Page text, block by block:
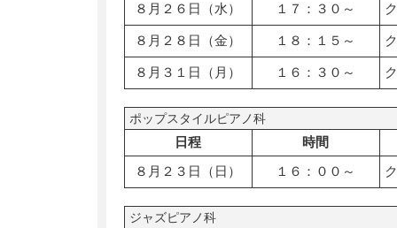
８月２６日（水） １７：３０～
８月２８日（金） １８：１５～
８月３１日（月） １６：３０～
ポップスタイルピアノ科
日程
時間
８月２３日（日）
１６：００～
ジャズピアノ科